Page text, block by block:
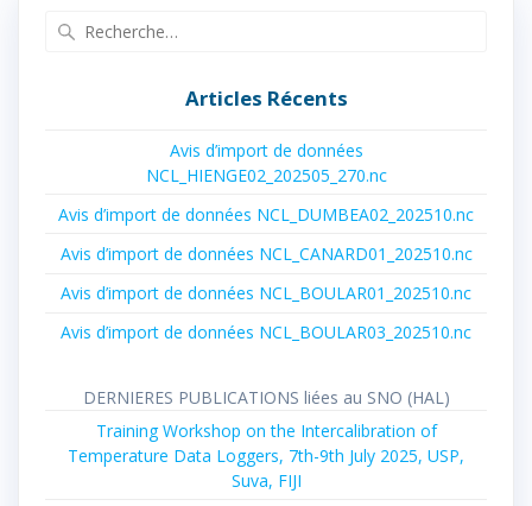
Articles Récents
Avis d’import de données
NCL_HIENGE02_202505_270.nc
Avis d’import de données NCL_DUMBEA02_202510.nc
Avis d’import de données NCL_CANARD01_202510.nc
Avis d’import de données NCL_BOULAR01_202510.nc
Avis d’import de données NCL_BOULAR03_202510.nc
DERNIERES PUBLICATIONS liées au SNO (HAL)
Training Workshop on the Intercalibration of
Temperature Data Loggers, 7th-9th July 2025, USP,
Suva, FIJI